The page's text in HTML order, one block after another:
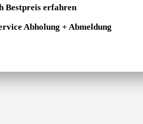
Bestpreis erfahren
Abholung + Abmeldung